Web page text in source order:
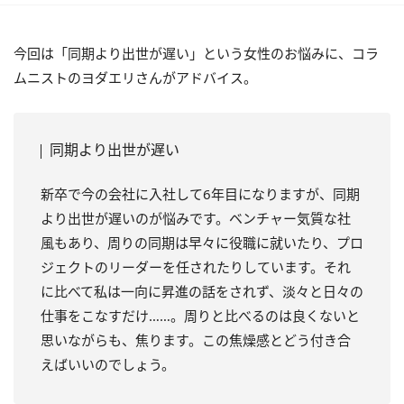
今回は「同期より出世が遅い」という女性のお悩みに、コラ
ムニストのヨダエリさんがアドバイス。
同期より出世が遅い
新卒で今の会社に入社して6年目になりますが、同期
より出世が遅いのが悩みです。ベンチャー気質な社
風もあり、周りの同期は早々に役職に就いたり、プロ
ジェクトのリーダーを任されたりしています。それ
に比べて私は一向に昇進の話をされず、淡々と日々の
仕事をこなすだけ……。周りと比べるのは良くないと
思いながらも、焦ります。この焦燥感とどう付き合
えばいいのでしょう。